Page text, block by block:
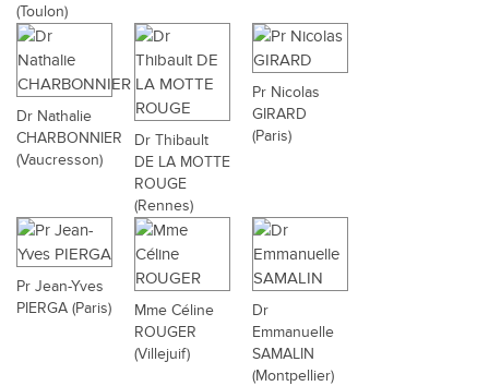
(Toulon)
Dr Nathalie
CHARBONNIER
(Vaucresson)
Dr Thibault
DE LA MOTTE
ROUGE
(Rennes)
Pr Nicolas
GIRARD
(Paris)
Pr Jean-Yves
PIERGA (Paris)
Mme Céline
ROUGER
(Villejuif)
Dr
Emmanuelle
SAMALIN
(Montpellier)